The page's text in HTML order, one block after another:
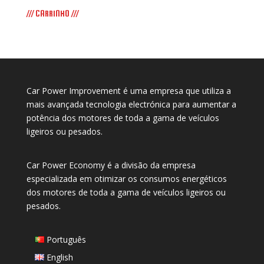
/// CARRINHO ///
Car Power Improvement é uma empresa que utiliza a
mais avançada tecnologia electrónica para aumentar a
potência dos motores de toda a gama de veículos
ligeiros ou pesados.
Car Power Economy é a divisão da empresa
especializada em otimizar os consumos energéticos
dos motores de toda a gama de veículos ligeiros ou
pesados.
Português
English